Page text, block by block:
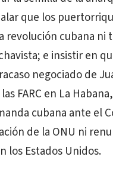
que los
revolución cubana ni
e insistir en
negociado de
FARC en La
cubana ante el
de la ONU ni
los Estados Unidos.